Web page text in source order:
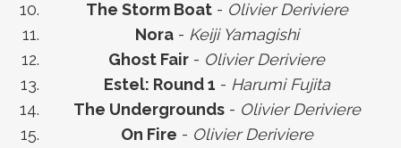
The Storm Boat- Olivier Deriviere
Nora- Keiji Yamagishi
Ghost Fair - Olivier Deriviere
Estel: Round 1 - Harumi Fujita
The Undergrounds- Olivier Deriviere
On Fire - Olivier Deriviere